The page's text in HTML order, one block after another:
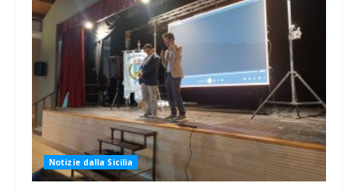
Notizie dalla Sicilia